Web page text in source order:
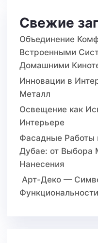
Свежие
Объединение
Встроенными
Домашними
Инновации в
Металл
Освещение как
Интерьере
Фасадные Работы
Дубае: от Выбора
Нанесения
Арт-Деко —
Функциональности